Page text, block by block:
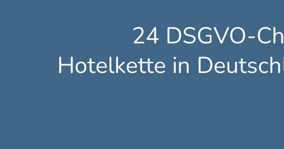
24 DSGVO-
Hotelkette in